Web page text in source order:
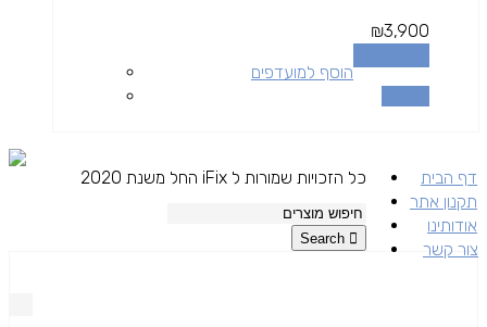
₪3,900
הוסף למועדפים
דף הבית
תקנון אתר
אודותינו
צור קשר
כל הזכויות שמורות ל iFix החל משנת 2020
Search